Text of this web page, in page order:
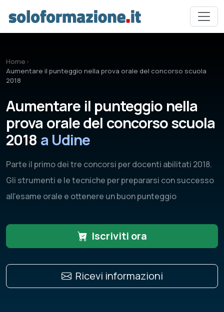
Home ›
Aumentare il punteggio nella prova orale del concorso scuola
2018
Aumentare il punteggio nella
prova orale del concorso scuola
2018 a Udine
Parte il primo dei tre concorsi per docenti abilitati 2018.
Gli strumenti e le tecniche per prepararsi con successo
all'esame orale e ottenere un buon punteggio
Iscriviti ora
Ricevi informazioni